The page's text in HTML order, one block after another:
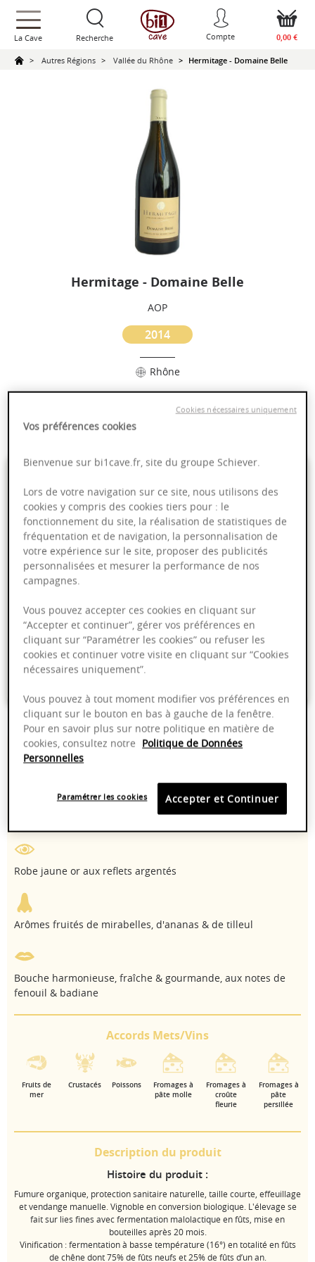
text.skipToContent
text.skipToNavigation
La Cave Recherche Compte 0,00 €
Autres Régions Vallée du Rhône Hermitage - Domaine Belle
Hermitage - Domaine Belle
AOP
2014
Rhône
Complexité
49,00 €
75cl- soit 65,33 €/ L
Livraison offerte dans nos points de vente
Emballage anti-casse
13,50% 2022 - 2030
Roussanne
Robe jaune or aux reflets argentés
Arômes fruités de mirabelles, d'ananas & de tilleul
Bouche harmonieuse, fraîche & gourmande, aux notes de
fenouil & badiane
Accords Mets/Vins
Fruits de
mer
Crustacés Poissons
Fromages à
pâte molle
Fromages à
croûte
fleurie
Fromages à
pâte
persillée
Description du produit
Histoire du produit :
Fumure organique, protection sanitaire naturelle, taille courte, effeuillage
et vendange manuelle. Vignoble en conversion biologique. L'élevage se
fait sur lies fines avec fermentation malolactique en fûts, mise en
bouteilles après 20 mois.
Vinification : fermentation à basse température (16°) en totalité en fûts
de chêne dont 75% de fûts neufs et 25% de fûts d’un an.
Vos préférences cookies
Bienvenue sur bi1cave.fr, site du groupe Schiever.
Lors de votre navigation sur ce site, nous utilisons des
cookies y compris des cookies tiers pour : le
fonctionnement du site, la réalisation de statistiques de
fréquentation et de navigation, la personnalisation de
votre expérience sur le site, proposer des publicités
personnalisées et mesurer la performance de nos
campagnes.
Vous pouvez accepter ces cookies en cliquant sur
“Accepter et continuer”, gérer vos préférences en
cliquant sur “Paramétrer les cookies” ou refuser les
cookies et continuer votre visite en cliquant sur “Cookies
nécessaires uniquement”.
Vous pouvez à tout moment modifier vos préférences en
cliquant sur le bouton en bas à gauche de la fenêtre.
Pour en savoir plus sur notre politique en matière de
cookies, consultez notre Politique de Données
Personnelles
Accepter et Continuer
Paramétrer les cookies
Cookies nécessaires uniquement